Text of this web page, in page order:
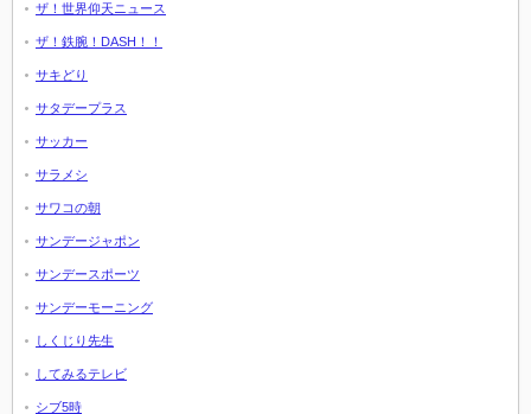
ザ！世界仰天ニュース
ザ！鉄腕！DASH！！
サキどり
サタデープラス
サッカー
サラメシ
サワコの朝
サンデージャポン
サンデースポーツ
サンデーモーニング
しくじり先生
してみるテレビ
シブ5時